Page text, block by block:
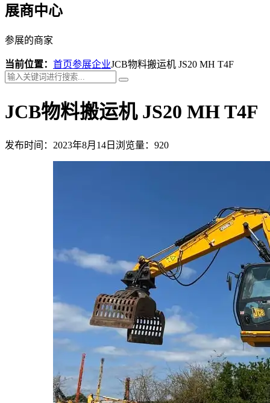
展商中心
参展的商家
当前位置： 首页参展企业JCB物料搬运机 JS20 MH T4F
JCB物料搬运机 JS20 MH T4F
发布时间：2023年8月14日 浏览量：920